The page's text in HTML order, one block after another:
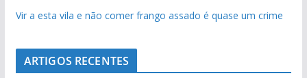
Vir a esta vila e não comer frango assado é quase um crime
ARTIGOS RECENTES